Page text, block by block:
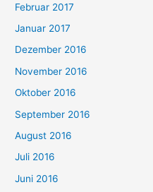
Februar 2017
Januar 2017
Dezember 2016
November 2016
Oktober 2016
September 2016
August 2016
Juli 2016
Juni 2016